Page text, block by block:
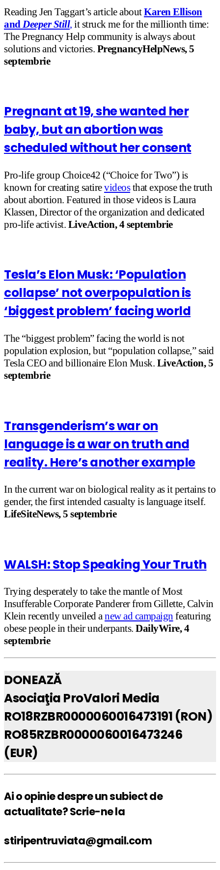
Reading Jen Taggart’s article aboutKaren Ellison
and Deeper Still, it struck me for the millionth time:
The Pregnancy Help community is always about
solutions and victories. PregnancyHelpNews, 5
septembrie
Pregnant at 19, she wanted her
baby, but an abortion was
scheduled without her consent
Pro-life group Choice42 (“Choice for Two”) is
known for creating satirevideosthat expose the truth
about abortion. Featured in those videos is Laura
Klassen, Director of the organization and dedicated
pro-life activist. LiveAction, 4 septembrie
Tesla’s Elon Musk: ‘Population
collapse’ not overpopulation is
‘biggest problem’ facing world
The “biggest problem” facing the world is not
population explosion, but “population collapse,” said
Tesla CEO and billionaire Elon Musk. LiveAction, 5
septembrie
Transgenderism’s war on
language is a war on truth and
reality. Here’s another example
In the current war on biological reality as it pertains to
gender, the first intended casualty is language itself.
LifeSiteNews, 5 septembrie
WALSH: Stop Speaking Your Truth
Trying desperately to take the mantle of Most
Insufferable Corporate Panderer from Gillette, Calvin
Klein recently unveiled anew ad campaign featuring
obese people in their underpants. DailyWire, 4
septembrie
DONEAZĂ
Asociaţia ProValori Media
RO18RZBR0000060016473191 (RON)
RO85RZBR0000060016473246
(EUR)
Ai o opinie despre un subiect de
actualitate? Scrie-ne la
stiripentruviata@gmail.com